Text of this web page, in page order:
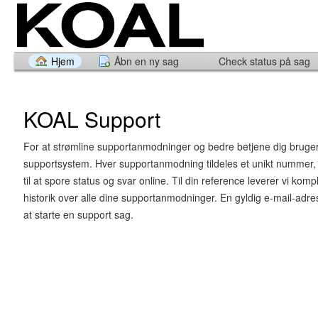
Hjem Åbn en ny sag Check status på sag
KOAL Support
For at strømline supportanmodninger og bedre betjene dig
supportsystem. Hver supportanmodning tildeles et unikt
til at spore status og svar online. Til din reference leverer vi
historik over alle dine supportanmodninger. En gyldig e-mail-
at starte en support sag.